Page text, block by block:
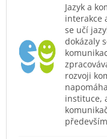
Jazyk a
interakce
se učí
dokázaly
rozvoji
instituce,